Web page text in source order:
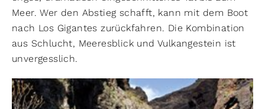
Meer. Wer den Abstieg schafft, kann mit dem Boot
nach Los Gigantes zurückfahren. Die Kombination
aus Schlucht, Meeresblick und Vulkangestein ist
unvergesslich.